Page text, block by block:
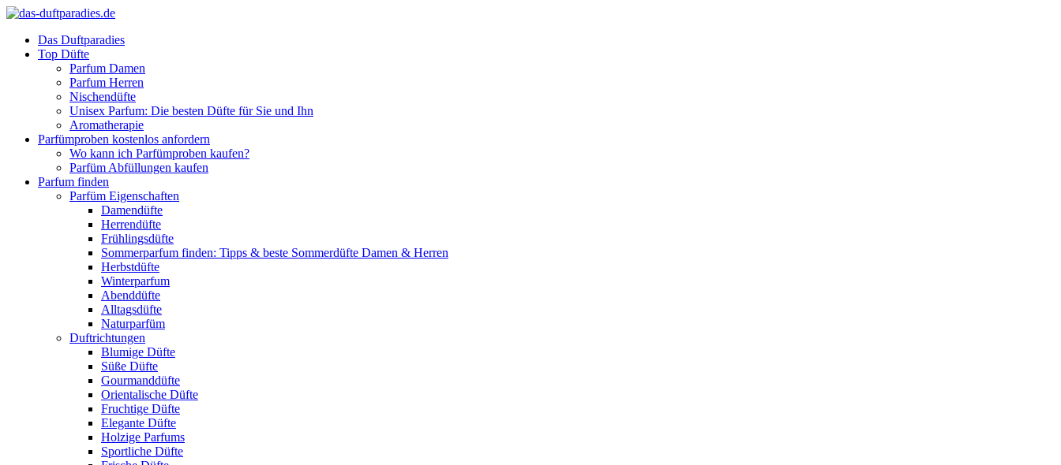
Das Duftparadies
Top Düfte
Parfum Damen
Parfum Herren
Nischendüfte
Unisex Parfum: Die besten Düfte für Sie und Ihn
Aromatherapie
Parfümproben kostenlos anfordern
Wo kann ich Parfümproben kaufen?
Parfüm Abfüllungen kaufen
Parfum finden
Parfüm Eigenschaften
Damendüfte
Herrendüfte
Frühlingsdüfte
Sommerparfum finden: Tipps & beste Sommerdüfte Damen & Herren
Herbstdüfte
Winterparfum
Abenddüfte
Alltagsdüfte
Naturparfüm
Duftrichtungen
Blumige Düfte
Süße Düfte
Gourmanddüfte
Orientalische Düfte
Fruchtige Düfte
Elegante Düfte
Holzige Parfums
Sportliche Düfte